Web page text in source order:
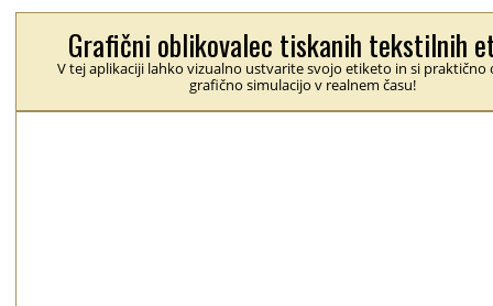
Grafični oblikovalec tiskanih tekstilnih
V tej aplikaciji lahko vizualno ustvarite svojo etiketo in si praktično
grafično simulacijo v realnem času!